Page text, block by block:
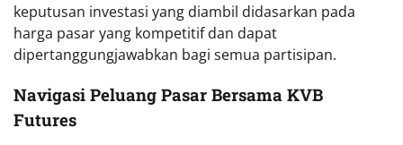
keputusan investasi yang diambil didasarkan pada
harga pasar yang kompetitif dan dapat
dipertanggungjawabkan bagi semua partisipan.
Navigasi Peluang Pasar Bersama KVB
Futures